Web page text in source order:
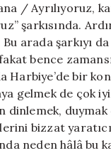
/ Ayrılıyoruz,
şarkısında.
arada şarkıyı
bence
Harbiye’de bir
gelmek de çok
dinlemek, duymak
bizzat
neden hâlâ bu